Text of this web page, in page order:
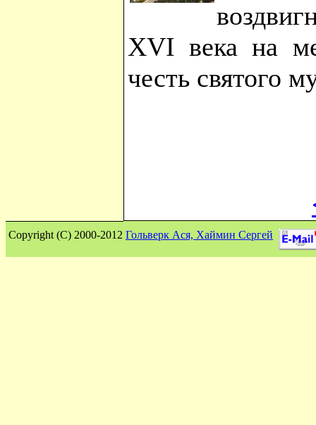
XVI века на
честь святого
Сopyright (C) 2000-2012 Гольверк Ася, Хаймин Сергей